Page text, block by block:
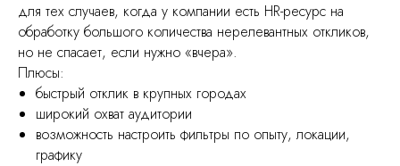
для тех случаев, когда у компании есть HR-ресурс на
обработку большого количества нерелевантных откликов,
но не спасает, если нужно «вчера».
Плюсы:
быстрый отклик в крупных городах
широкий охват аудитории
возможность настроить фильтры по опыту, локации,
графику